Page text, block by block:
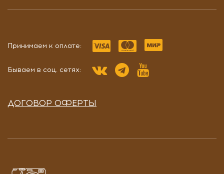
Принимаем к оплате:
Бываем в соц. сетях:
ДОГОВОР ОФЕРТЫ